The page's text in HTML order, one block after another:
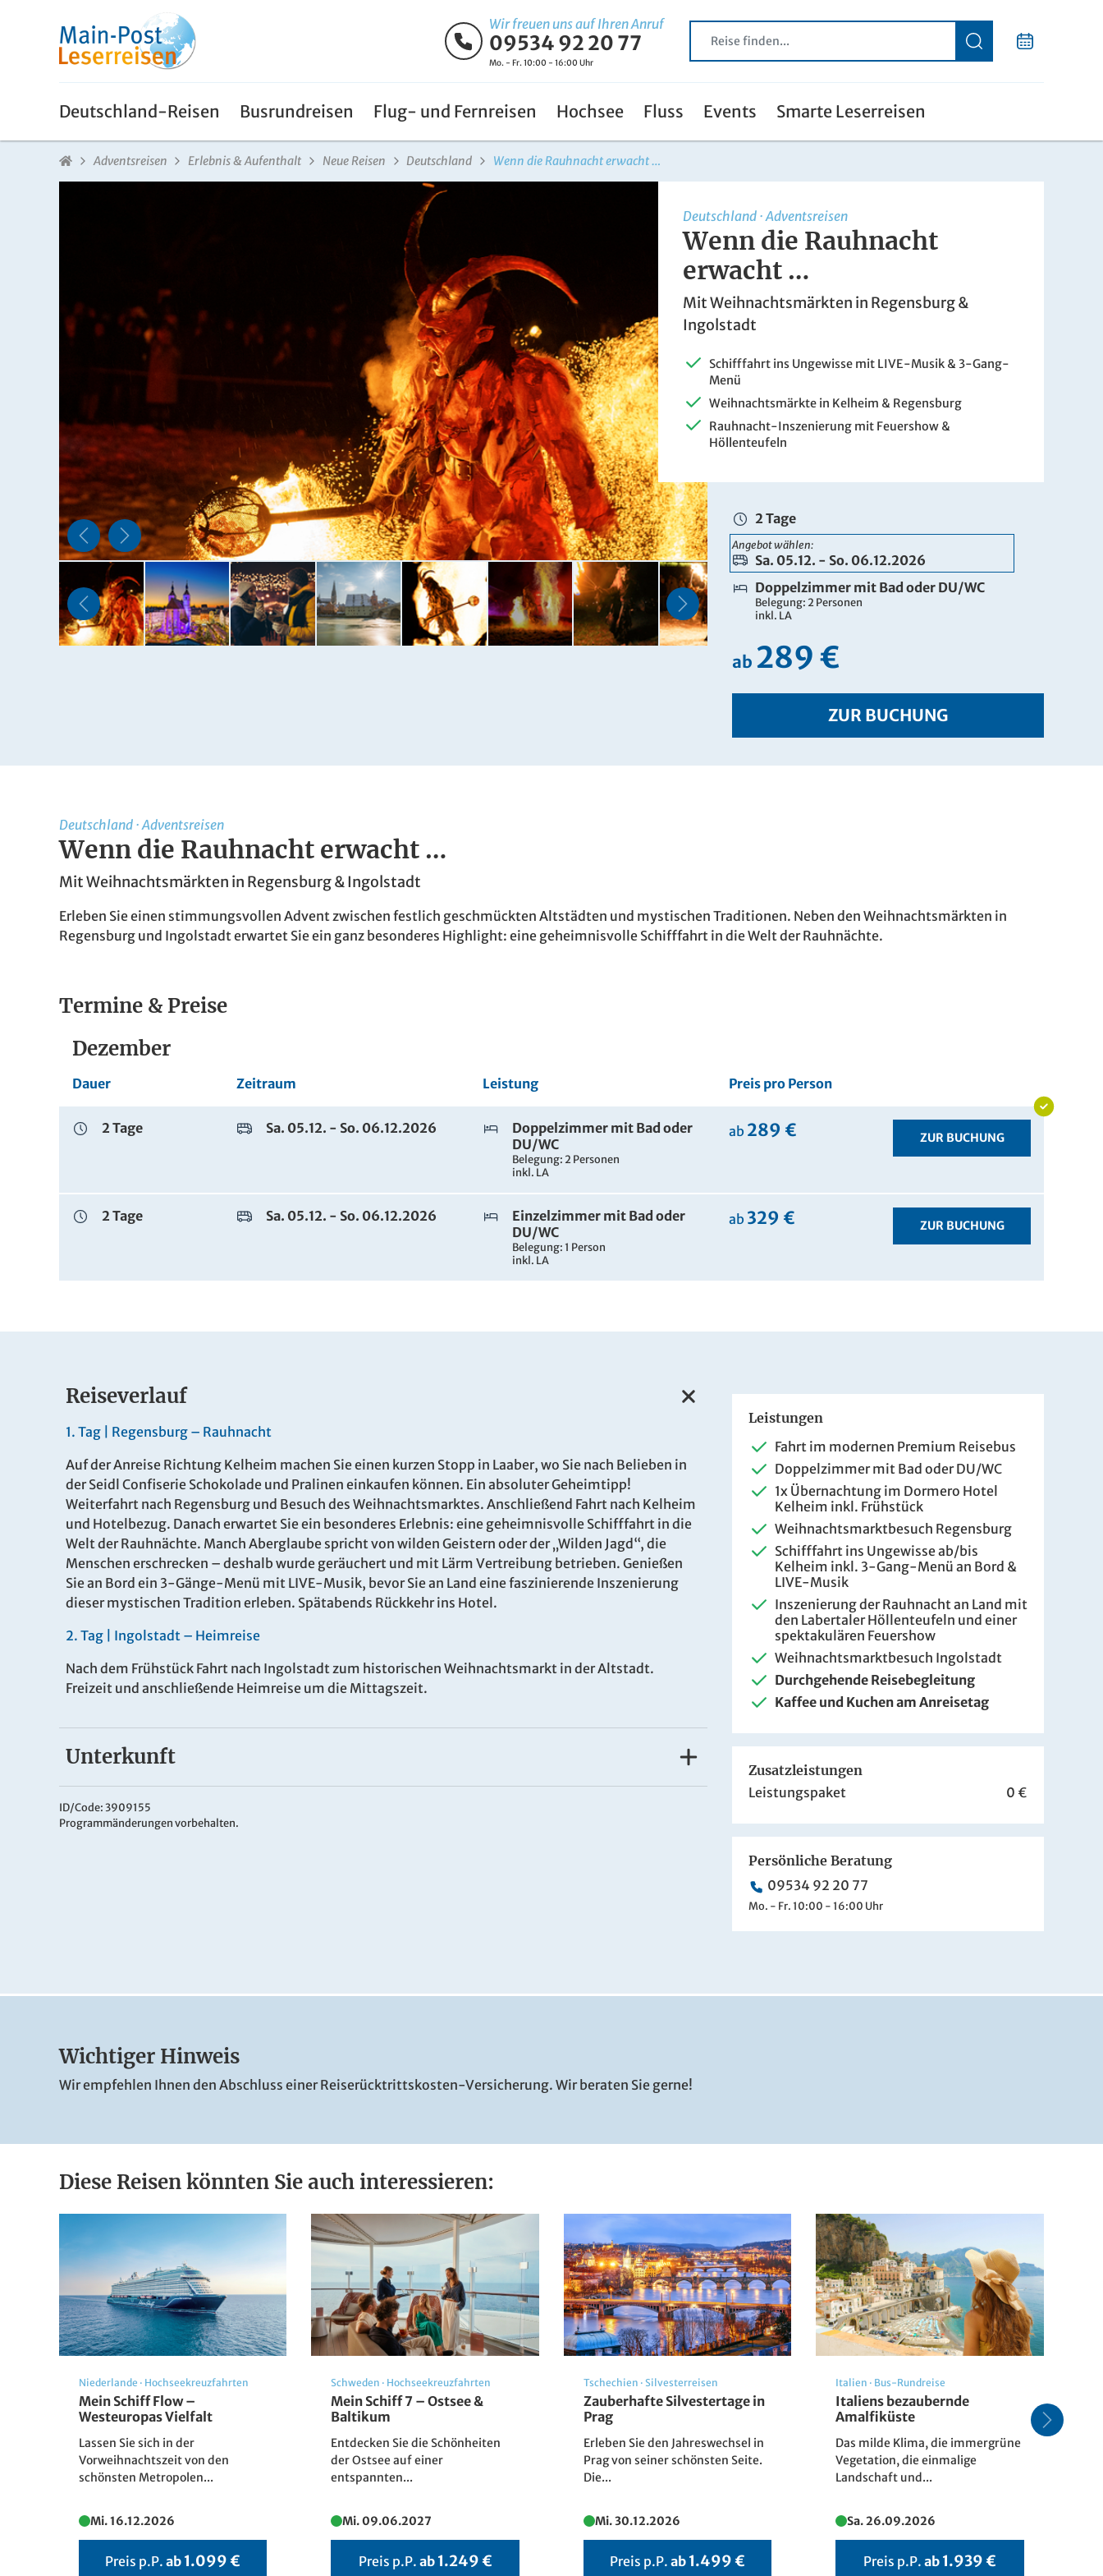
Wir freuen uns auf Ihren Anruf
09534 92 20 77
Mo. - Fr. 10:00 - 16:00 Uhr
Deutschland-Reisen Busrundreisen Flug- und Fernreisen Hochsee Fluss Events Smarte Leserreisen
Adventsreisen Erlebnis & Aufenthalt Neue Reisen Deutschland Wenn die Rauhnacht erwacht …
Die Rauhnacht – der Krampus zieht durch die Dunkelheit
Michael Straubinger
Deutschland · Adventsreisen
Wenn die Rauhnacht
erwacht …
Mit Weihnachtsmärkten in Regensburg &
Ingolstadt
Schifffahrt ins Ungewisse mit LIVE-Musik & 3-Gang-
Menü
Weihnachtsmärkte in Kelheim & Regensburg
Rauhnacht-Inszenierung mit Feuershow &
Höllenteufeln
2 Tage
Angebot wählen:
Sa. 05.12. - So. 06.12.2026
Doppelzimmer mit Bad oder DU/WC
Belegung: 2 Personen
inkl. LA
ab 289 €
ZUR BUCHUNG
Dezember
Dauer Zeitraum Preis pro Person
2 Tage
Sa. 05.12. - So.
06.12.2026
Doppelzimmer mit Bad
oder DU/WC
Belegung: 2 Personen
inkl. LA
289 € ZUR BUCHUNG
2 Tage
Sa. 05.12. - So.
06.12.2026
Einzelzimmer mit Bad
oder DU/WC
329 € ZUR BUCHUNG
Deutschland ·Adventsreisen
Wenn die Rauhnacht erwacht …
Mit Weihnachtsmärkten in Regensburg & Ingolstadt
Erleben Sie einen stimmungsvollen Advent zwischen festlich geschmückten Altstädten und mystischen Traditionen. Neben den Weihnachtsmärkten in
Regensburg und Ingolstadt erwartet Sie ein ganz besonderes Highlight: eine geheimnisvolle Schifffahrt in die Welt der Rauhnächte.
Termine & Preise
Dezember
Dauer Zeitraum Leistung Preis pro Person
2 Tage Sa. 05.12. - So. 06.12.2026
Doppelzimmer mit Bad oder
DU/WC
Belegung: 2 Personen
inkl. LA
ab 289 € ZUR BUCHUNG
2 Tage Sa. 05.12. - So. 06.12.2026
Einzelzimmer mit Bad oder
DU/WC
Belegung: 1 Person
inkl. LA
ab 329 € ZUR BUCHUNG
Reiseverlauf
1. Tag | Regensburg – Rauhnacht
Auf der Anreise Richtung Kelheim machen Sie einen kurzen Stopp in Laaber, wo Sie nach Belieben in
der Seidl Confiserie Schokolade und Pralinen einkaufen können. Ein absoluter Geheimtipp!
Weiterfahrt nach Regensburg und Besuch des Weihnachtsmarktes. Anschließend Fahrt nach Kelheim
und Hotelbezug. Danach erwartet Sie ein besonderes Erlebnis: eine geheimnisvolle Schifffahrt in die
Welt der Rauhnächte. Manch Aberglaube spricht von wilden Geistern oder der „Wilden Jagd“, die
Menschen erschrecken – deshalb wurde geräuchert und mit Lärm Vertreibung betrieben. Genießen
Sie an Bord ein 3-Gänge-Menü mit LIVE-Musik, bevor Sie an Land eine faszinierende Inszenierung
dieser mystischen Tradition erleben. Spätabends Rückkehr ins Hotel.
2. Tag | Ingolstadt – Heimreise
Nach dem Frühstück Fahrt nach Ingolstadt zum historischen Weihnachtsmarkt in der Altstadt.
Freizeit und anschließende Heimreise um die Mittagszeit.
Unterkunft
Ihr Hotel
Das zentral gelegene
Zimmer sind ausgestattet mit kostenfreiem WLAN, Kosmetikartikeln, Flatscreen TV, Fön und Safe.
ID/Code: 3909155
Programmänderungen vorbehalten.
Leistungen
Fahrt im modernen Premium Reisebus
Doppelzimmer mit Bad oder DU/WC
1x Übernachtung im Dormero Hotel
Kelheim inkl. Frühstück
Weihnachtsmarktbesuch Regensburg
Schifffahrt ins Ungewisse ab/bis
Kelheim inkl. 3-Gang-Menü an Bord &
LIVE-Musik
Inszenierung der Rauhnacht an Land mit
den Labertaler Höllenteufeln und einer
spektakulären Feuershow
Weihnachtsmarktbesuch Ingolstadt
Durchgehende Reisebegleitung
Kaffee und Kuchen am Anreisetag
Zusatzleistungen
Leistungspaket
0 €
Persönliche Beratung
09534 92 20 77
Mo. - Fr. 10:00 - 16:00 Uhr
Wichtiger Hinweis
Wir empfehlen Ihnen den Abschluss einer Reiserücktrittskosten-Versicherung. Wir beraten Sie gerne!
Diese Reisen könnten Sie auch interessieren:
Niederlande · Hochseekreuzfahrten
Mein Schiff Flow –
Westeuropas Vielfalt
Lassen Sie sich in der
Vorweihnachtszeit von den
schönsten Metropolen...
Mi. 16.12.2026
Preis p.P. ab 1.099 €
Schweden · Hochseekreuzfahrten
Mein Schiff 7 – Ostsee &
Baltikum
Entdecken Sie die Schönheiten
der Ostsee auf einer
entspannten...
Mi. 09.06.2027
Preis p.P. ab 1.249 €
Tschechien · Silvesterreisen
Zauberhafte Silvestertage in
Prag
Erleben Sie den Jahreswechsel in
Prag von seiner schönsten Seite.
Die...
Mi. 30.12.2026
Preis p.P. ab 1.499 €
Italien · Bus-Rundreise
Italiens bezaubernde
Amalfiküste
Das milde Klima, die immergrüne
Vegetation, die einmalige
Landschaft und...
Sa. 26.09.2026
Preis p.P. ab 1.939 €